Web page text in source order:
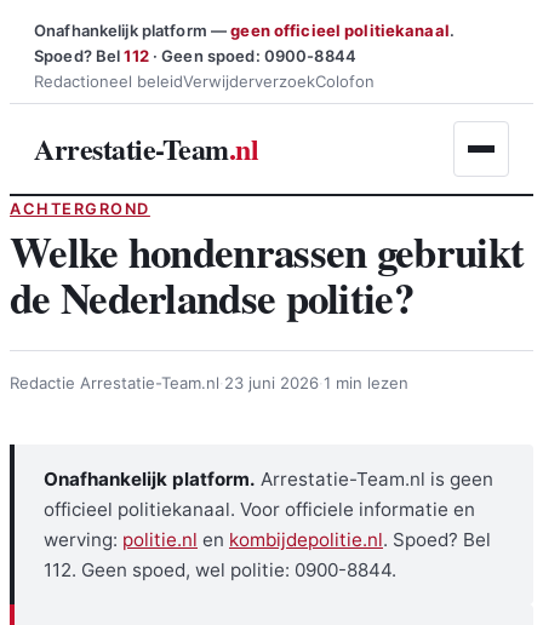
Ga
naar
Onafhankelijk platform —geen officieel politiekanaal.
Spoed? Bel112· Geen spoed: 0900-8844
Redactioneel beleidVerwijderverzoekColofon
Arrestatie-Team.nl
ACHTERGROND
Welke hondenrassen gebruikt
de Nederlandse politie?
Redactie Arrestatie-Team.nl·23 juni 2026·1 min lezen
Onafhankelijk platform. Arrestatie-Team.nl is geen
officieel politiekanaal. Voor officiele informatie en
werving: politie.nl en kombijdepolitie.nl. Spoed? Bel
112. Geen spoed, wel politie: 0900-8844.